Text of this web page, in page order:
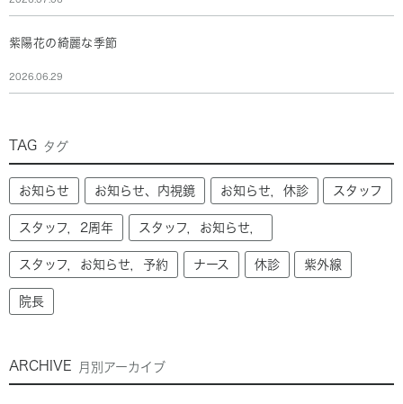
紫陽花の綺麗な季節
2026.06.29
TAG タグ
お知らせ お知らせ、内視鏡 お知らせ，休診 スタッフ
スタッフ，2周年 スタッフ，お知らせ，
スタッフ，お知らせ，予約 ナース 休診 紫外線
院長
ARCHIVE 月別アーカイブ